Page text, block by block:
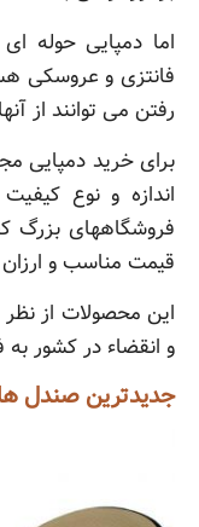
اما دمپایی حوله
فانتزی و عروسکی
رفتن می توانند از
برای خرید دمپایی
اندازه و نوع
فروشگاههای بزرگ
قیمت مناسب و
این محصولات از نظر
و انقضاء در کشور
جدیدترین صندل